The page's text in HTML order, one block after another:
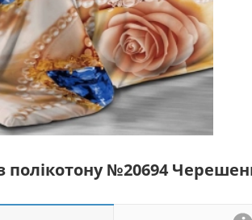
полікотону №20694